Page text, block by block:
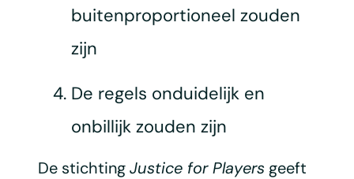
buitenproportioneel zouden
zijn
De regels onduidelijk en
onbillijk zouden zijn
De stichtingJustice for Playersgeeft